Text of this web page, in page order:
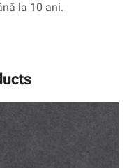
la 10 ani.